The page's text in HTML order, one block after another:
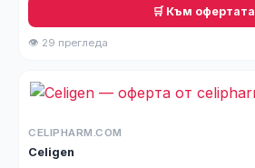
🛒 Към офертата
👁 29 прегледа
CELIPHARM.COM
Celigen